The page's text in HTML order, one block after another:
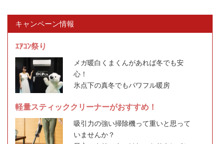
キャンペーン情報
ｴｱｺﾝ祭り
メガ暖白くまくんがあれば冬でも安
心！
氷点下の真冬でもパワフル暖房
軽量スティッククリーナーがおすすめ！
吸引力の強い掃除機って重いと思って
いませんか？